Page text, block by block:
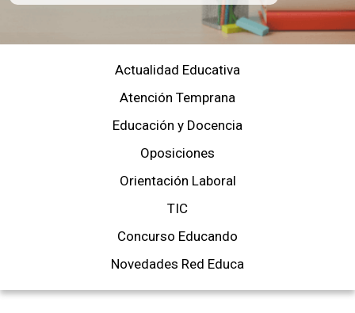
Actualidad Educativa
Atención Temprana
Educación y Docencia
Oposiciones
Orientación Laboral
TIC
Concurso Educando
Novedades Red Educa